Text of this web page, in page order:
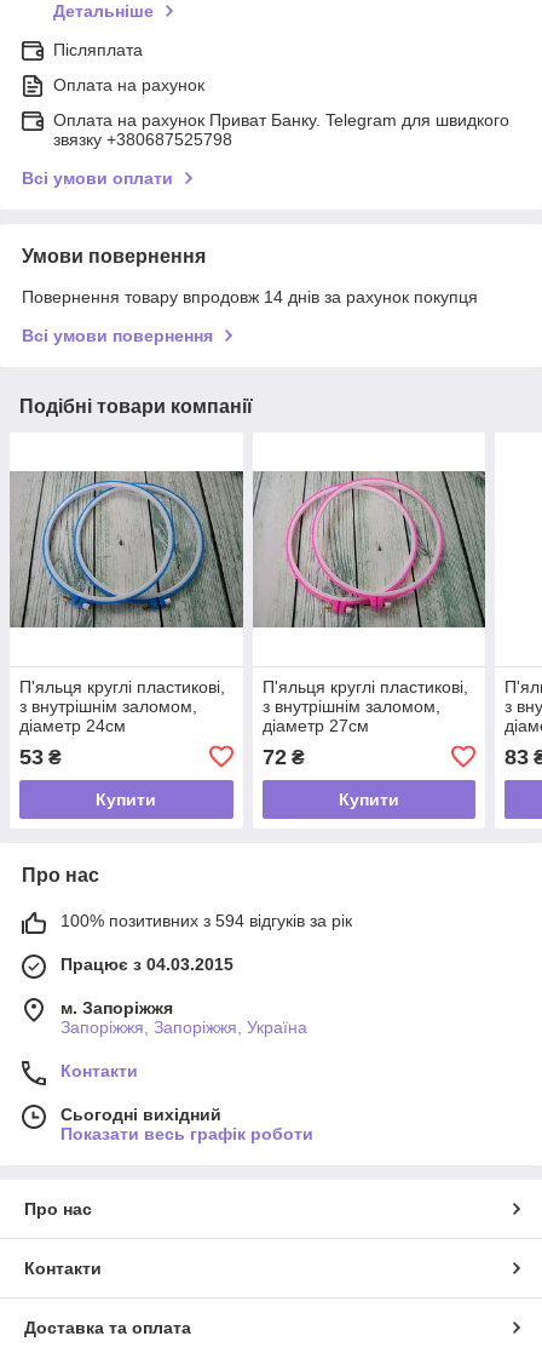
Детальніше
Післяплата
Оплата на рахунок
Оплата на рахунок Приват Банку. Telegram для швидкого
звязку +380687525798
Всі умови оплати
Умови повернення
Повернення товару впродовж 14 днів за рахунок покупця
Всі умови повернення
Подібні товари компанії
П'яльця круглі пластикові,
з внутрішнім заломом,
діаметр 24см
53 ₴
Купити
П'яльця круглі пластикові,
з внутрішнім заломом,
діаметр 27см
72₴
Купити
з
83
Про нас
100% позитивних з 594 відгуків за рік
Працює з 04.03.2015
м. Запоріжжя
Запоріжжя, Запоріжжя, Україна
Контакти
Сьогодні вихідний
Показати весь графік роботи
Про нас
Контакти
Доставка та оплата